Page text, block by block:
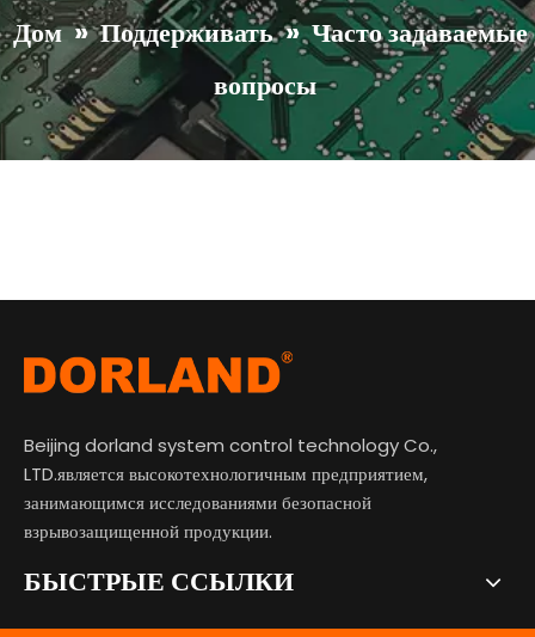
Дом »Поддерживать »Часто задаваемые
вопросы
Beijing dorland system control technology Co.,
LTD.является высокотехнологичным предприятием,
занимающимся исследованиями безопасной
взрывозащищенной продукции.
БЫСТРЫЕ ССЫЛКИ